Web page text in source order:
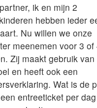
ik en mijn 2
hebben ieder
Nu willen we onze
meenemen voor 3 of
Zij maakt gebruik van
en heeft ook een
Wat is de
entreeticket per